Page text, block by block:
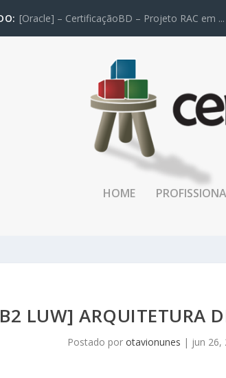
[Oracle] – CertificaçãoBD – Projeto RAC em ...
HOME
LUW] ARQUITETURA
Postado porotavionunes | jun 26,